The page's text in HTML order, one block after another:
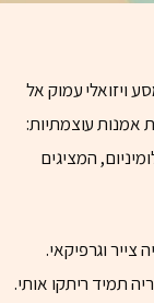
ויזואלי עמוק אל
אמנות עוצמתיות:
המציגים
וגרפיקאי.
תמיד ריתקו אותי.